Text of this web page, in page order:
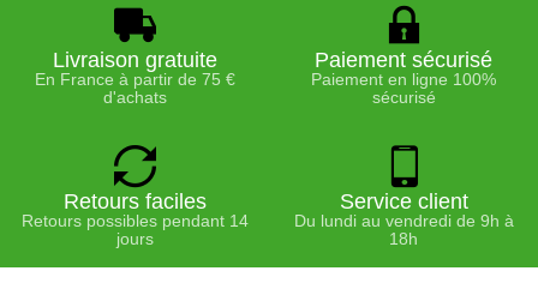
Livraison gratuite
En France à partir de 75 €
d'achats
Paiement sécurisé
Paiement en ligne 100%
sécurisé
Retours faciles
Retours possibles pendant 14
jours
Service client
Du lundi au vendredi de 9h à
18h